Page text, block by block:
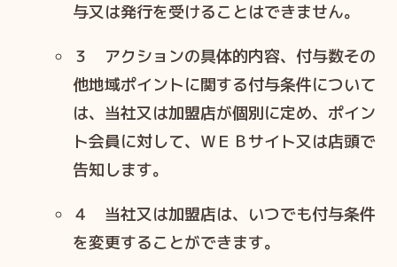
与⼜は発⾏を受けることはできません。
３ アクションの具体的内容、付与数その
他地域ポイントに関する付与条件について
は、当社⼜は加盟店が個別に定め、ポイン
ト会員に対して、ＷＥＢサイト⼜は店頭で
告知します。
４ 当社⼜は加盟店は、いつでも付与条件
を変更することができます。